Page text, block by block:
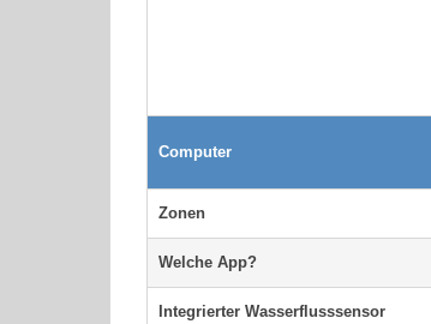
Computer
Zonen
Welche App?
Integrierter Wasserflusssensor